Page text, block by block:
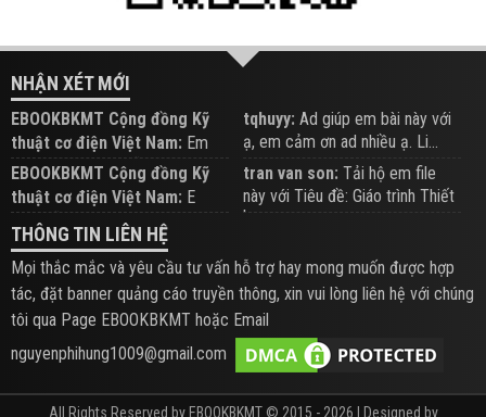
NHẬN XÉT MỚI
EBOOKBKMT Cộng đồng Kỹ
thuật cơ điện Việt Nam: Em
đăng trên Group hỗ trợ nhé
tqhuyy: Ad giúp em bài này với
ạ, em cảm ơn ad nhiều ạ. Li...
EBOOKBKMT Cộng đồng Kỹ
thuật cơ điện Việt Nam: E
xem hỗ trợ trên Group
tran van son: Tải hộ em file
này với Tiêu đề: Giáo trình Thiết
b...
THÔNG TIN LIÊN HỆ
Mọi thắc mắc và yêu cầu tư vấn hỗ trợ hay mong muốn được hợp
tác, đặt banner quảng cáo truyền thông, xin vui lòng liên hệ với chúng
tôi qua Page EBOOKBKMT hoặc Email
nguyenphihung1009@gmail.com
All Rights Reserved by EBOOKBKMT © 2015 - 2026 | Designed by